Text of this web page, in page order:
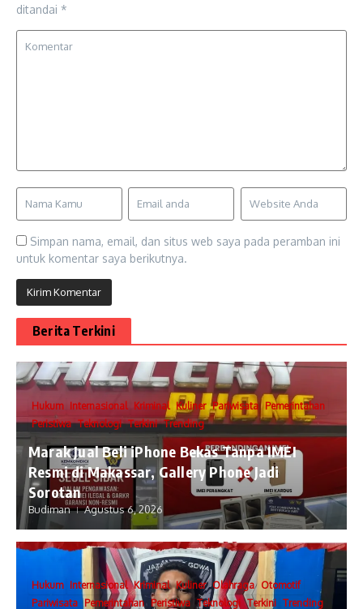
ditandai *
Simpan nama, email, dan situs web saya pada peramban ini
untuk komentar saya berikutnya.
Berita Terkini
Hukum Internasional Kriminal Kuliner Pariwisata Pemerintahan
Peristiwa Teknologi Terkini Trending
​Marak Jual Beli iPhone Bekas Tanpa IMEI
Resmi di Makassar, Gallery Phone Jadi
Sorotan
Budiman Agustus 6, 2026
Hukum Internasional Kriminal Kuliner Olahraga Otomotif
Pariwisata Pemerintahan Peristiwa Teknologi Terkini Trending